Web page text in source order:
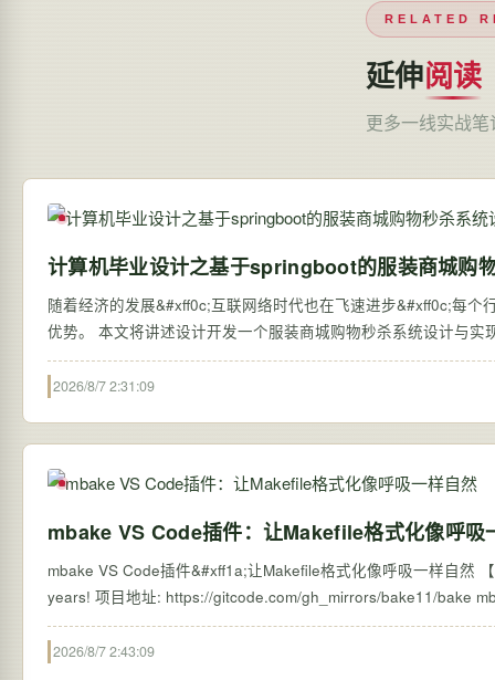
RELATED
延伸阅读
更多一线实战
计算机毕业设计之基于springboot的服装商城购
随着经济的发展&#xff0c;互联网络时代也在飞速进步&#xff0c;每
优势。 本文将讲述设计开发一个服装商城购物秒杀系统设计与
2026/8/7 2:31:09
mbake VS Code插件：让Makefile格式化像呼吸
mbake VS Code插件&#xff1a;让Makefile格式化像呼吸一样自然
2026/8/7 2:43:09